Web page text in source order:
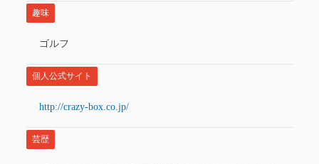
趣味
ゴルフ
個人公式サイト
http://crazy-box.co.jp/
芸歴